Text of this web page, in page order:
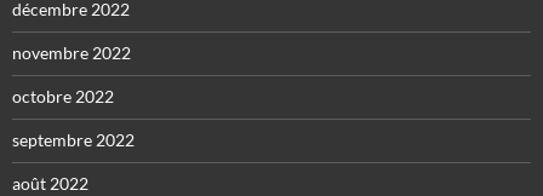
décembre 2022
novembre 2022
octobre 2022
septembre 2022
août 2022